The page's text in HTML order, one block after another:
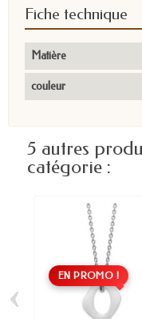
Fiche technique
Matière
couleur
5 autres
catégorie :
EN PROMO !
‹